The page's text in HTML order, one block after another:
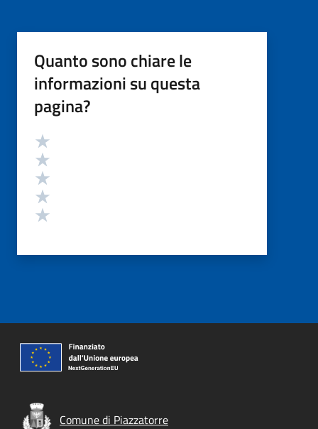
Quanto sono chiare le
informazioni su questa
pagina?
Valutazione
Comune di Piazzatorre